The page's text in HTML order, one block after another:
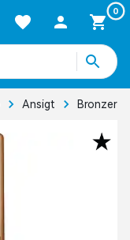
0
Ansigt Bronzer